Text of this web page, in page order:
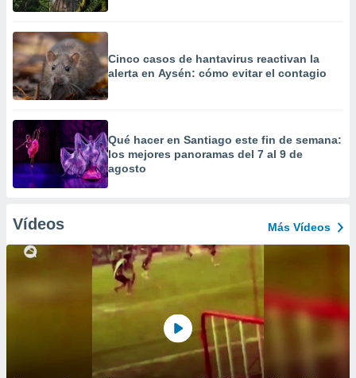
Cinco casos de hantavirus reactivan la
alerta en Aysén: cómo evitar el contagio
Qué hacer en Santiago este fin de semana:
los mejores panoramas del 7 al 9 de
agosto
Vídeos Más Vídeos